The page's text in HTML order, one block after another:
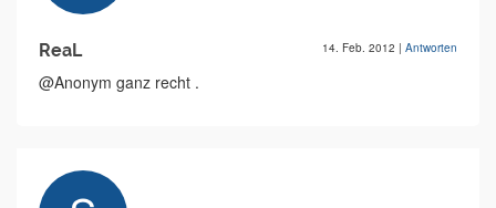
ReaL 14. Feb. 2012 | Antworten
@Anonym ganz recht .